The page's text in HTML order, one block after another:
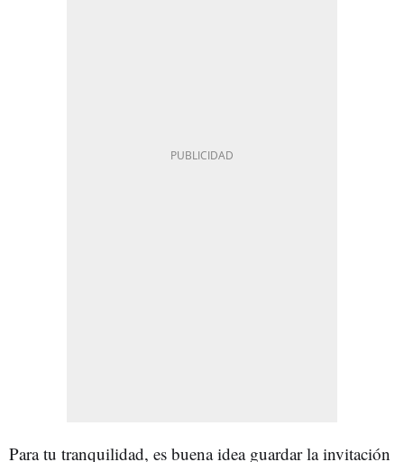
Para tu tranquilidad, es buena idea guardar la invitación